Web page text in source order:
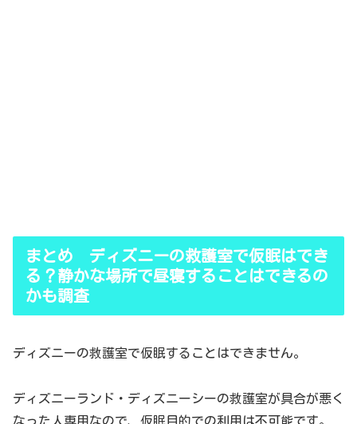
まとめ ディズニーの救護室で仮眠はでき
る？静かな場所で昼寝することはできるの
かも調査
ディズニーの救護室で仮眠することはできません。
ディズニーランド・ディズニーシーの救護室が具合が悪く
なった人専用なので、仮眠目的での利用は不可能です。